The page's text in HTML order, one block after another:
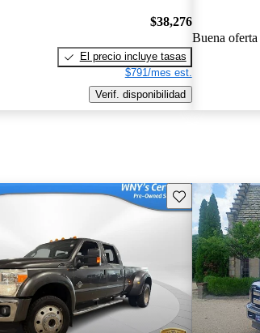
$38,276
El precio incluye tasas
$791/mes est.
Verif. disponibilidad
Buena oferta
Guarda este Aviso